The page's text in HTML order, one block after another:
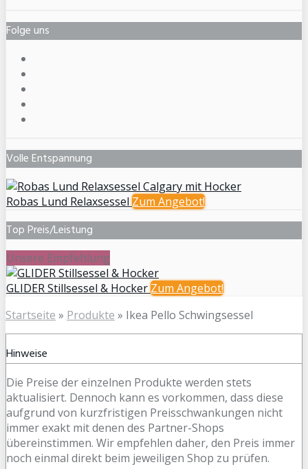
Folge uns
Volle Entspannung
Robas Lund Relaxsessel Zum Angebot!
Top Preis/Leistung
Unsere Empfehlung
GLIDER Stillsessel & HockerZum Angebot!
Startseite » Produkte » Ikea Pello Schwingsessel
Hinweise
Die Preise der einzelnen Produkte werden stets
aktualisiert. Dennoch kann es vorkommen, dass diese
aufgrund von kurzfristigen Preisschwankungen nicht
immer exakt mit denen des Partner-Shops
übereinstimmen. Wir empfehlen daher, den Preis immer
noch einmal direkt beim jeweiligen Shop zu prüfen.